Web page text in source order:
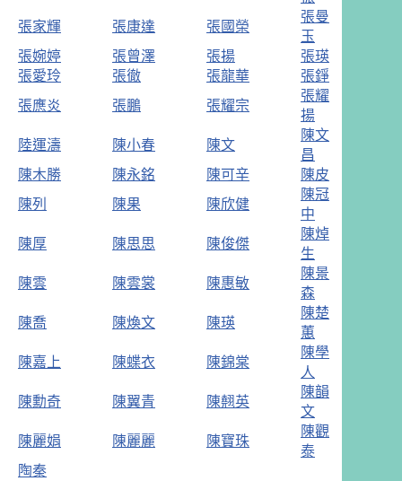
張家輝
張康達 張國榮
張曼
玉
張婉婷
張曾澤 張揚
張瑛
張愛玲
張徹 張龍華
張錚
張應炎
張鵬 張耀宗
張耀
揚
陸運濤
陳小春 陳文
陳文
昌
陳木勝
陳永銘 陳可辛
陳皮
陳列
陳果 陳欣健
陳冠
中
陳厚
陳思思 陳俊傑
陳焯
生
陳雲
陳雲裳 陳惠敏
陳景
森
陳喬
陳煥文 陳瑛
陳楚
蕙
陳嘉上
陳蝶衣 陳錦棠
陳學
人
陳勳奇
陳翼青 陳翹英
陳韻
文
陳麗娟
陳麗麗 陳寶珠
陳觀
泰
陶秦